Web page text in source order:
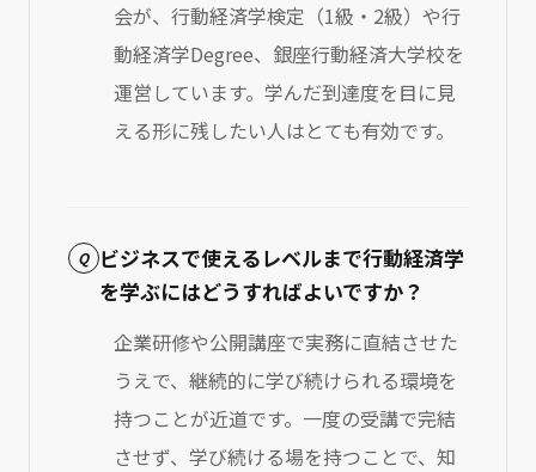
会が、行動経済学検定（1級・2級）や行
動経済学Degree、銀座行動経済大学校を
運営しています。学んだ到達度を目に見
える形に残したい人はとても有効です。
Q ビジネスで使えるレベルまで行動経済学
を学ぶにはどうすればよいですか？
企業研修や公開講座で実務に直結させた
うえで、継続的に学び続けられる環境を
持つことが近道です。一度の受講で完結
させず、学び続ける場を持つことで、知